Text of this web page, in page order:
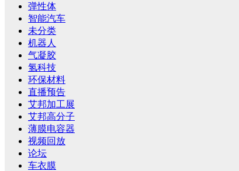
弹性体
智能汽车
未分类
机器人
气凝胶
氢科技
环保材料
直播预告
艾邦加工展
艾邦高分子
薄膜电容器
视频回放
论坛
车衣膜